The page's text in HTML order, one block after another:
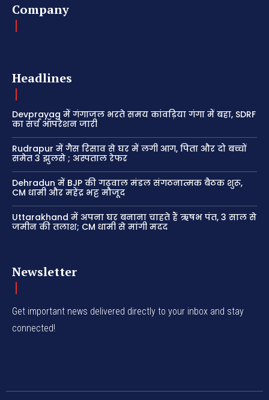
Company
Headlines
Devprayag में गंगाजल भरते समय कांवड़िया गंगा में बहा, SDRF
का सर्च ऑपरेशन जारी
Rudrapur में गैस रिसाव से घर में लगी आग, पिता और दो बच्चों
समेत 3 झुलसे ; अस्पताल रेफर
Dehradun में BJP की गढ़वाल मंडल संगठनात्मक बैठक शुरू,
CM धामी और महेंद्र भट्ट मौजूद
Uttarakhand में अपना घर बनाना चाहते हैं ऋषभ पंत, 3 साल से
जमीन की तलाश; CM धामी से मांगी मदद
Newsletter
Get important news delivered directly to your inbox and stay
connected!